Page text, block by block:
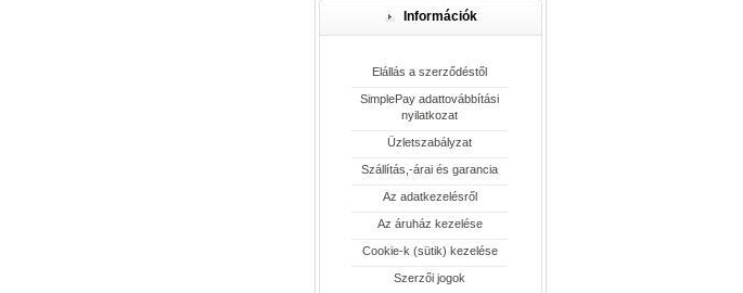
Információk
Elállás a szerződéstől
SimplePay adattovábbítási
nyilatkozat
Üzletszabályzat
Szállítás,-árai és garancia
Az adatkezelésről
Az áruház kezelése
Cookie-k (sütik) kezelése
Szerzői jogok